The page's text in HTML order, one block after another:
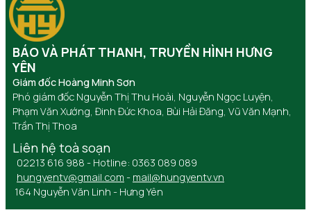
BÁO VÀ PHÁT THANH, TRUYỀN HÌNH HƯNG
YÊN
Giám đốc Hoàng Minh Sơn
Phó giám đốc Nguyễn Thị Thu Hoài, Nguyễn Ngọc Luyện,
Phạm Văn Xướng, Đinh Đức Khoa, Bùi Hải Đăng, Vũ Văn Mạnh,
Trần Thị Thoa
Liên hệ toà soạn
02213 616 988 - Hotline: 0363 089 089
hungyentv@gmail.com - mail@hungyentv.vn
164 Nguyễn Văn Linh - Hưng Yên